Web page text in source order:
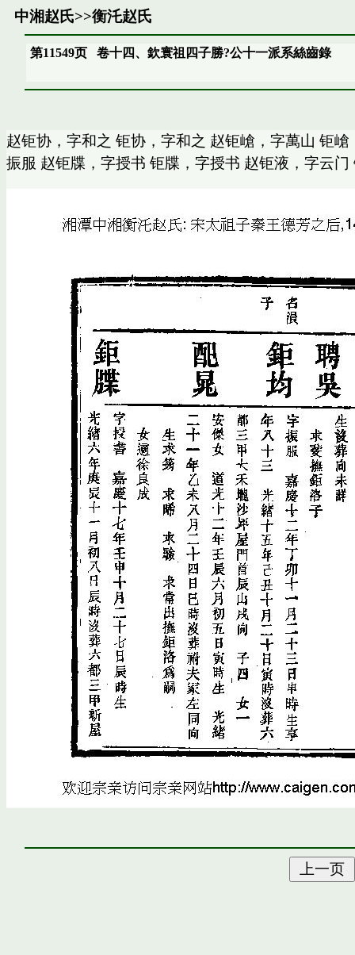
中湘赵氏>>衡汑赵氏
第11549页卷十四、欽寰祖四子勝?公十一派系絲齒錄
赵钜协，字和之 钜协，字和之 赵钜嵢，字萬山 钜
振服 赵钜牒，字授书 钜牒，字授书 赵钜液，字云门